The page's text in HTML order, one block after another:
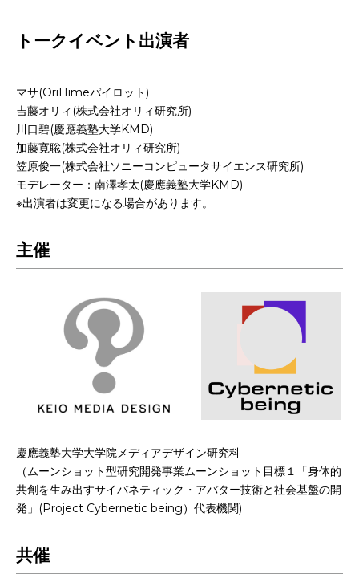
トークイベント出演者
マサ(OriHimeパイロット)
吉藤オリィ(株式会社オリィ研究所)
川口碧(慶應義塾大学KMD)
加藤寛聡(株式会社オリィ研究所)
笠原俊一(株式会社ソニーコンピュータサイエンス研究所)
モデレーター：南澤孝太(慶應義塾大学KMD)
※出演者は変更になる場合があります。
主催
慶應義塾大学大学院メディアデザイン研究科
（ムーンショット型研究開発事業ムーンショット目標１「身体的
共創を生み出すサイバネティック・アバター技術と社会基盤の開
発」(Project Cybernetic being）代表機関)
共催